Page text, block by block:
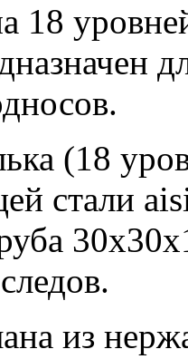
18
(18
стали
из